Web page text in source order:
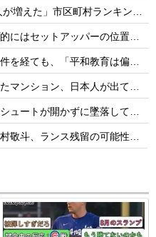
村ランキング…TOP5がこちらｗｗｗｗｗｗ
ッパーの位置が一番合うてる」←おーん
も、「平和教育は偏っていない!」
日本人が出ていきネパール人で埋まる
トが開かずに墜落してしまう。
！移籍金が交渉の壁に..現地サポの本音がこれ！【海外の反応】